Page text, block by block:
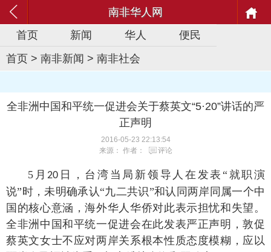
南非华人网
首页
新闻 华人
便民
首页 > 南非新闻 > 南非社会
全非洲中国和平统一促进会关于蔡英文“5·20”讲话的严
正声明
2016-05-23 22:13:54
来源： 作者：
评论
5 月20 日，台湾当局新领导人在发表“就职演
说”时，未明确承认“九二共识”和认同两岸同属一个中
国的核心意涵，海外华人华侨对此表示担忧和失望。
全非洲中国和平统一促进会在此发表严正声明，敦促
蔡英文女士不应对两岸关系根本性质态度模糊，应以